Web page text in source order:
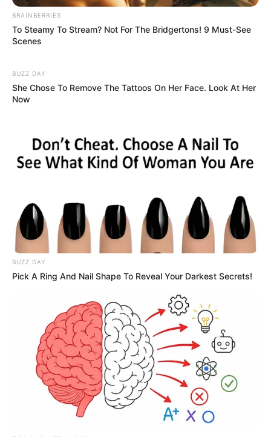
BRAINBERRIES
To Steamy To Stream? Not For The Bridgertons! 9 Must-See
Scenes
BUZZ DAY
She Chose To Remove The Tattoos On Her Face. Look At Her
Now
BUZZ DAY
Pick A Ring And Nail Shape To Reveal Your Darkest Secrets!